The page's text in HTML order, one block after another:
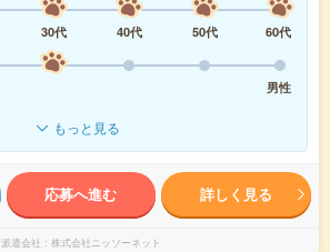
30代 40代 50代
60代
男性
もっと見る
応募へ進む 詳しく見る
派遣会社 株式会社ニッソーネット